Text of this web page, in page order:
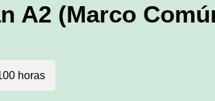
A2 (Marco
horas